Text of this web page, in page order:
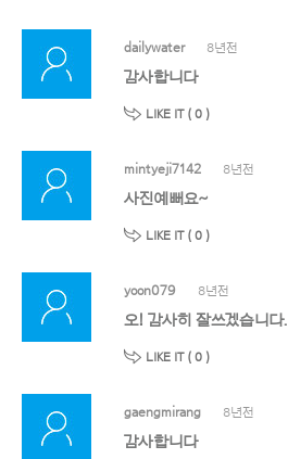
dailywater 8년전
감사합니다
LIKE IT ( 0 )
mintyeji7142 8년전
사진예뻐요~
LIKE IT ( 0 )
yoon079 8년전
오! 감사히 잘쓰겠습니다.
LIKE IT ( 0 )
gaengmirang 8년전
감사합니다